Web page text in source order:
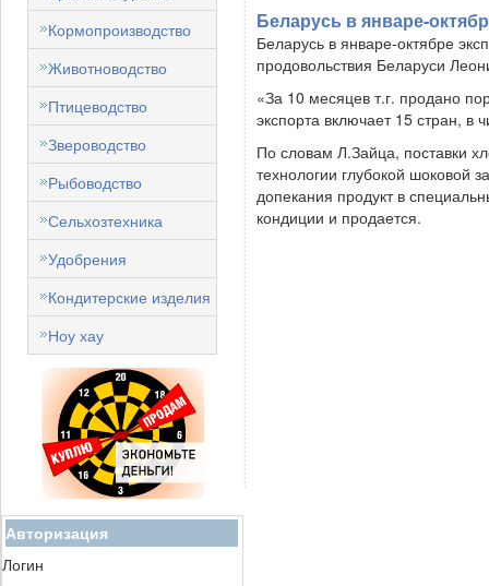
Кормопроизводство
Животноводство
Птицеводство
Звероводство
Рыбоводство
Сельхозтехника
Удобрения
Кондитерские изделия
Ноу хау
Авторизация
Логин
Беларусь в январе-
Беларусь в январе-октябре
продовольствия Беларуси
«За 10 месяцев т.г. продано
экспорта включает 15 стран,
По словам Л.Зайца, поставки
технологии глубокой шоковой
допекания продукт в
кондиции и продается.